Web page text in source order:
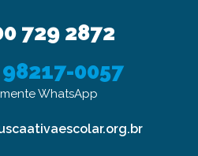
729 2872
0057
WhatsApp